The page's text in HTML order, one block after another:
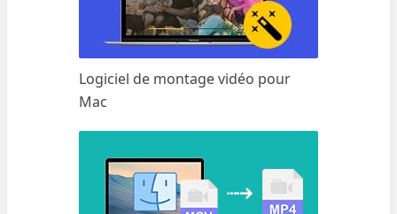
Logiciel de montage vidéo pour
Mac